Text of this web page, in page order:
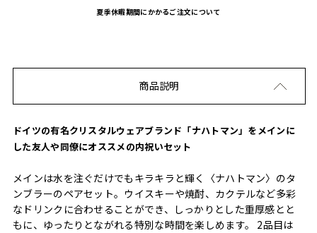
夏季休暇期間にかかるご注文について
商品説明
ドイツの有名クリスタルウェアブランド「ナハトマン」をメインに
した友人や同僚にオススメの内祝いセット
メインは水を注ぐだけでもキラキラと輝く〈ナハトマン〉のタ
ンブラーのペアセット。ウイスキーや焼酎、カクテルなど多彩
なドリンクに合わせることができ、しっかりとした重厚感とと
もに、ゆったりとながれる特別な時間を楽しめます。 2品目は